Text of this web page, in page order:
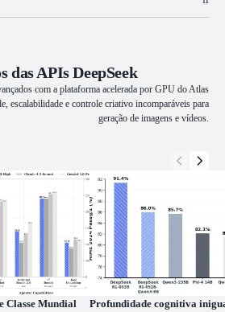
das APIs DeepSeek
com a plataforma acelerada por GPU do Atlas
escalabilidade e controle criativo incomparáveis para
geração de imagens e vídeos.
Classe Mundial
Profundidade cognitiva